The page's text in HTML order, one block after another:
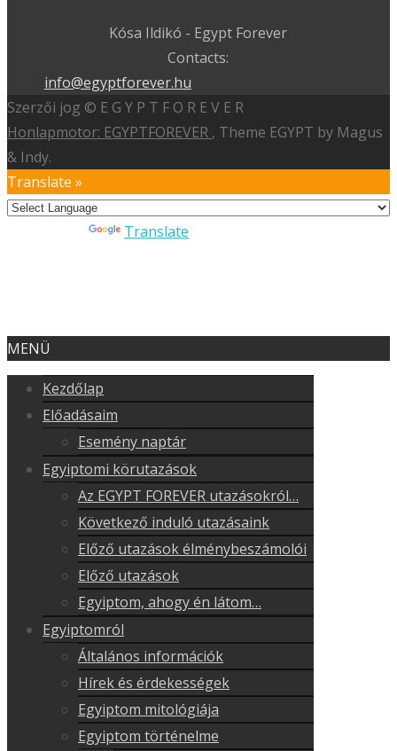
Kósa Ildikó - Egypt Forever
Contacts:
info@egyptforever.hu
Szerzői jog © E G Y P T F O R E V E R
Honlapmotor: EGYPTFOREVER , Theme EGYPT by Magus
& Indy.
Translate »
Translate
MENÜ
Kezdőlap
Előadásaim
Esemény naptár
Egyiptomi körutazások
Az EGYPT FOREVER utazásokról…
Következő induló utazásaink
Előző utazások élménybeszámolói
Előző utazások
Egyiptom, ahogy én látom…
Egyiptomról
Általános információk
Hírek és érdekességek
Egyiptom mitológiája
Egyiptom történelme